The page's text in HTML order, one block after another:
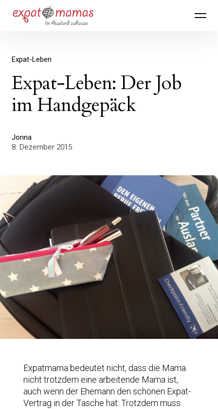
überspringen
Expatmamas – im Ausland zuhause
Expat-Leben
Expat-Leben: Der Job
im Handgepäck
Jonna
8. Dezember 2015
Expatmama bedeutet nicht, dass die Mama
nicht trotzdem eine arbeitende Mama ist,
auch wenn der Ehemann den schönen Expat-
Vertrag in der Tasche hat. Trotzdem muss